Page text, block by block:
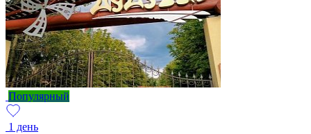
Популярный
1 день